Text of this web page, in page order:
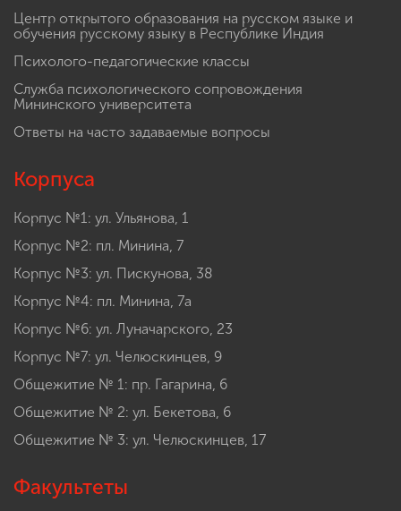
Центр открытого образования на русском языке и
обучения русскому языку в Республике Индия
Психолого-педагогические классы
Служба психологического сопровождения
Мининского университета
Ответы на часто задаваемые вопросы
Корпуса
Корпус №1: ул. Ульянова, 1
Корпус №2: пл. Минина, 7
Корпус №3: ул. Пискунова, 38
Корпус №4: пл. Минина, 7а
Корпус №6: ул. Луначарского, 23
Корпус №7: ул. Челюскинцев, 9
Общежитие № 1: пр. Гагарина, 6
Общежитие № 2: ул. Бекетова, 6
Общежитие № 3: ул. Челюскинцев, 17
Факультеты